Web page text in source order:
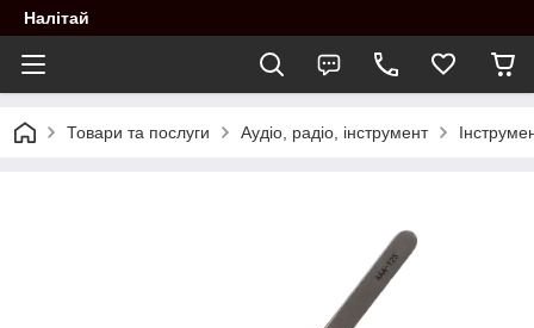
Налітай
Товари та послуги Аудіо, радіо, інструмент